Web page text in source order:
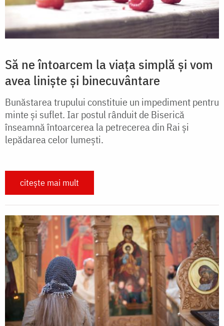
Să ne întoarcem la viața simplă și vom
avea liniște și binecuvântare
Bunăstarea trupului constituie un impediment pentru
minte și suflet. Iar postul rânduit de Biserică
înseamnă întoarcerea la petrece­rea din Rai și
lepădarea celor lumești.
citește mai mult